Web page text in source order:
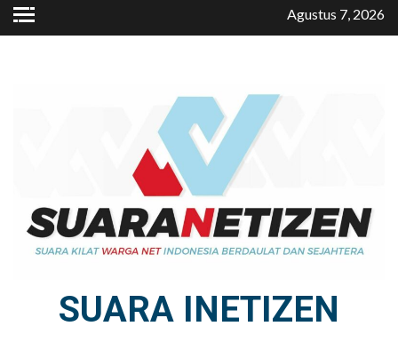
Skip
to
Agustus 7, 2026
SUARA INETIZEN